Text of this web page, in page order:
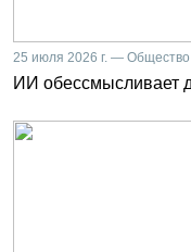
25 июля 2026 г. — Общество
ИИ обессмысливает